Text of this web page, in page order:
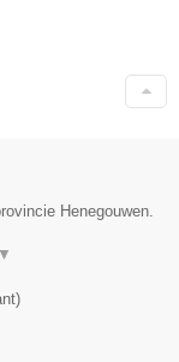
Henegouwen.
▼
)